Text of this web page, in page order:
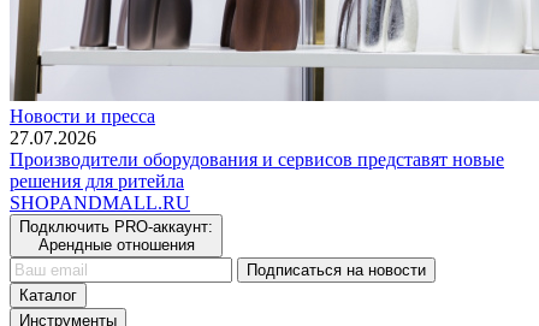
Новости и пресса
27.07.2026
Производители оборудования и сервисов представят новые
решения для ритейла
SHOPANDMALL.RU
Подключить PRO-аккаунт:
Арендные отношения
Подписаться на новости
Каталог
Инструменты